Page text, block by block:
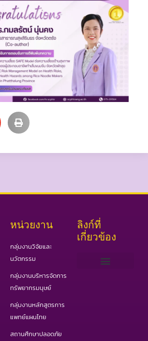
หน่วยงาน
กลุ่มงานวิจัยและ
นวัตกรรม
กลุ่มงานบริหารจัดการ
ทรัพยากรมนุษย์
กลุ่มงานหลักสูตรการ
แพทย์แผนไทย
สถานศึกษาปลอดภัย
ลิงก์ที่
เกี่ยวข้อง